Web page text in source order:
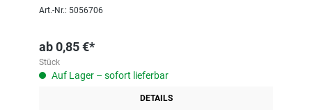
Art.-Nr.: 5056706
ab0,85 €*
Stück
Auf Lager – sofort lieferbar
DETAILS